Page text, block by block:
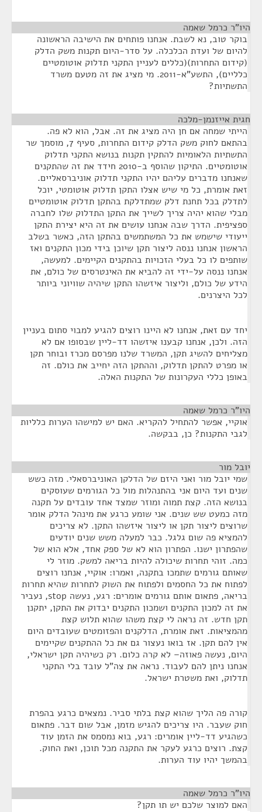
היו"ר כרמל שאמה
בוקר טוב, נא לשבת. אנחנו פותחים את הישיבה הראשונה
להיום של ועדת הכלכלה. על סדר-היום תקנות משק הדלק
(קידום התחרות)(כללים לעניין התקני תדלוק אוטומטיים
כלליים), התשע"א-2011. מי מציג את זה מטעם משרד
התשתיות?
חגית אייזנמן-מלכה
הייתי שמחה אם חן היה מציג את זה. אבל, הוא לא פה.
בהתאם לחוק משק הדלק קידום התחרות, סעיף 7, מוסמך שר
התשתיות הלאומיות להתקין תקנות בנושא התקני תדלוק
אוטומטיים. התיקון שהוסף ב-2010 חידד את זה שהתקנים
שאנחנו מדברים עליהם יהיו התקני תדלוק אוניברסאליים.
זאת אומרת, כל מי שיש אצלו התקן תדלוק אוטומטי, יוכל
לתדלק בכל תחנת דלק שמתדלקת בהתקן תדלוק אוטומטיים
מבלי שהוא יהיה צריך לשייך את התקן התדלוק שלו לחברה
ספציפית. הדרך שבה אנחנו עושים את זה היא יצירת התקן
ייעודי שישמש את כל המשתמשים בהתקן הזה, כאשר בשלב
הראשון אנחנו ננסה ליצור תקן שיוכן בידי מכון התקנים ואז
שותפים לו כל בעלי הזכויות בהתקנים הקיימים. למעשה,
אנחנו ננסה על-ידי זה להביא את האינטרסים של כולם, את
הידע של כולם, וליצור איזשהו התקן שיהיה שוויוני ביותר
לכל היצרנים.
יחד עם זאת, אנחנו לא היינו רוצים להגיע למבוי סתום בעניין
הזה. ולכן, אנחנו קבענו איזשהו דד-ליין שבסופו אם לא
מצליחים להשיג תקן, המשרד שלנו מפרסם מכרז ובוחר תקן
או מפרט להתקן תדלוק, וההתקן הזה יחייב את כולם. זה
באופן כללי העקרונות של התקנות האלה.
היו"ר כרמל שאמה
אוקיי, אפשר להתחיל להקריא. האם יש למישהו הערות כלליות
לגבי התקנות? כן, בבקשה.
יובל מור
שמי יובל מור ואני היזם של הדלקן האוניברסאלי. מזה כשש
שנים ועד היום אני בהתנהלות מול כל הגורמים שעוסקים
בנושא הזה. קצת תמוה ומוזר שמצד אחד עובדים על תקנה
מזה כמעט שש שנים. אני שומע כרגע את מינהל הדלק אומר
שרוצים ליצור תקן או ליצור איזשהו התקן. לא צריכים
להמציא פה שום גלגל. כבר למעלה משש שנים יודעים
שהפתרון ישנו. הפתרון הוא לא של ספק אחד, אלא הוא של
כמה. זוהי תחרות שיכולה להיות בריאה למשק. מוזר לי
שאותם גורמים שתמכו בתקנה, ואמרו: אוקיי, אנחנו רוצים
לפתוח את כל החסמים ולפתוח את השוק לתחרות שהיא תחרות
בריאה, פתאום אותם גורמים אומרים: רגע, נעשה stop, נעביר
את זה למכון התקנים ושמכון התקנים יבדוק את התקן, יתקנן
תקן חדש. זה נראה לי קצת משהו שהוא תלוש קצת
מהמציאות. זאת אומרת, הדלקנים והפזומטים שעובדים היום
אין להם תקן. אז בואו נעצור גם את כל ההתקנים שקיימים
היום, נעשה פאוזה– לא קרה כלום. רק כשיהיה תקן ישראלי,
אנחנו ניתן להם לעבוד. נראה את צה"ל עובד בלי התקני
תדלוק, ואת משטרת ישראל.
קורה פה הליך שהוא קצת בלתי סביר. נמצאים כרגע בהפרת
חוק שעבר. היו צריכים להגיש מזמן, אבל שום דבר. פתאום
כשהגיע דד-ליין אומרים: רגע, בוא נמסמס את הזמן עוד
קצת. רוצים כרגע לעקר את התקנה מכל תוכן, ואת החוק.
בהמשך יהיו עוד הערות.
היו"ר כרמל שאמה
האם למוצר שלכם יש תו תקן?